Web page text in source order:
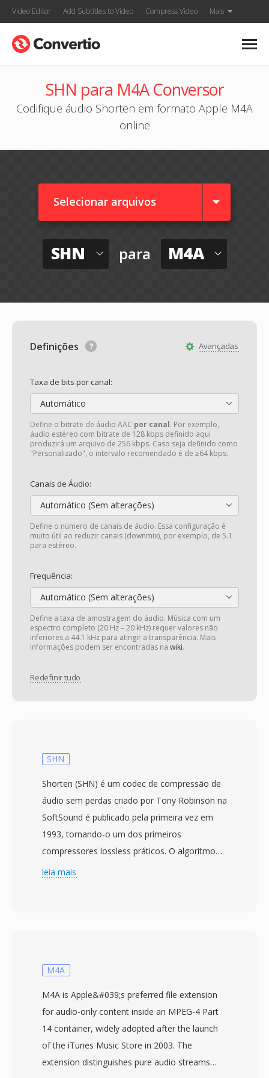
Video Editor Add Subtitles to Video Compress Video Mais
SHN para M4A Conversor
Codifique áudio Shorten em formato Apple M4A
online
Selecionar arquivos
SHN para M4A
Avançadas
Definições
Taxa de bits por canal:
Automático
Define o bitrate de áudio AAC por canal. Por exemplo,
áudio estéreo com bitrate de 128 kbps definido aqui
produzirá um arquivo de 256 kbps. Caso seja definido como
"Personalizado", o intervalo recomendado é de ≥64 kbps.
Canais de Áudio:
Automático (Sem alterações)
Define o número de canais de áudio. Essa configuração é
muito útil ao reduzir canais (downmix), por exemplo, de 5.1
para estéreo.
Frequência:
Automático (Sem alterações)
Define a taxa de amostragem do áudio. Música com um
espectro completo (20 Hz – 20 kHz) requer valores não
inferiores a 44.1 kHz para atingir a transparência. Mais
informações podem ser encontradas na wiki.
Redefinir tudo
SHN
Shorten (SHN) é um codec de compressão de
áudio sem perdas criado por Tony Robinson na
SoftSound é publicado pela primeira vez em
1993, tornando-o um dos primeiros
compressores lossless práticos. O algoritmo
usá predicao linear para estimar cada amostra
original. O Shorten ganhou significado cultural
preferido para troca de gravações de
concertos ao vivo online — comunidades
como etree.org construiram redes inteiras de
bandas como Grateful Dead é Phish
leia mais
M4A
M4A is Apple&#039;s preferred file extension
for audio-only content inside an MPEG-4 Part
14 container, widely adopted after the launch
of the iTunes Music Store in 2003. The
extension distinguishes pure audio streams